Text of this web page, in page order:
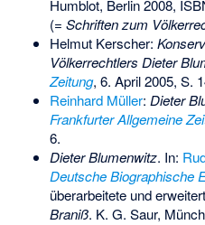
Humblot, Berlin 2008,
(= Schriften zum
Helmut Kerscher:
Völkerrechtlers Dieter
Zeitung, 6. April 2005, S.
Reinhard Müller: Dieter
Frankfurter Allgemeine
6.
Dieter Blumenwitz. In:
Deutsche Biographische
überarbeitete und
Braniß. K. G. Saur,